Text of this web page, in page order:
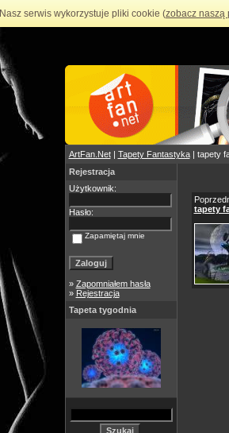
Nasz serwis wykorzystuje pliki cookie (zobacz naszą
ArtFan.Net| Tapety Fantastyka| tapety
Rejestracja
Użytkownik:
Hasło:
Zapamiętaj mnie
» Zapomniałem hasła
» Rejestracja
Tapeta tygodnia
tapety